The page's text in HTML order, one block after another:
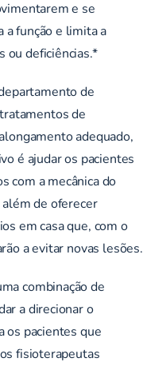
e se
a função e limita a
ou deficiências.*
de
de
adequado,
é ajudar os pacientes
com a mecânica do
de oferecer
em casa que, com o
a evitar novas lesões.
combinação de
a direcionar o
os pacientes que
fisioterapeutas